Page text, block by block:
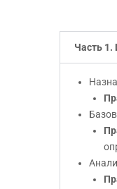
Часть 1.